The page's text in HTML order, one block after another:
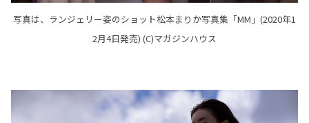
写真は、ランジェリー姿のショット松本まりか写真集「MM」(2020年1
2月4日発売) (C)マガジンハウス